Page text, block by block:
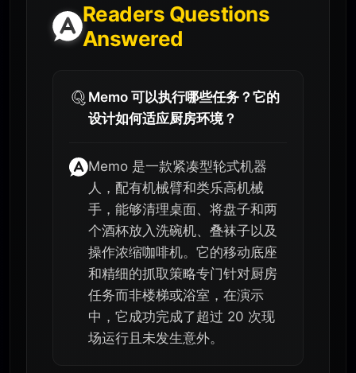
Readers Questions
Answered
Memo 可以执行哪些任务？它的
设计如何适应厨房环境？
Memo 是一款紧凑型轮式机器
人，配有机械臂和类乐高机械
手，能够清理桌面、将盘子和两
个酒杯放入洗碗机、叠袜子以及
操作浓缩咖啡机。它的移动底座
和精细的抓取策略专门针对厨房
任务而非楼梯或浴室，在演示
中，它成功完成了超过 20 次现
场运行且未发生意外。